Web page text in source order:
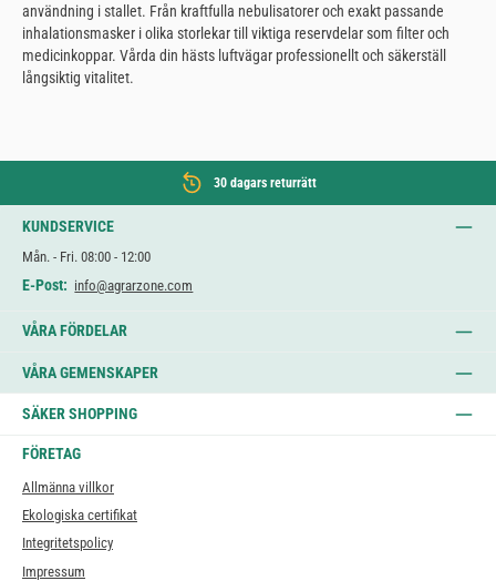
användning i stallet. Från kraftfulla nebulisatorer och exakt passande
inhalationsmasker i olika storlekar till viktiga reservdelar som filter och
medicinkoppar. Vårda din hästs luftvägar professionellt och säkerställ
långsiktig vitalitet.
30 dagars returrätt
KUNDSERVICE
Mån. - Fri. 08:00 - 12:00
E-Post: info@agrarzone.com
VÅRA FÖRDELAR
VÅRA GEMENSKAPER
SÄKER SHOPPING
FÖRETAG
Allmänna villkor
Ekologiska certifikat
Integritetspolicy
Impressum